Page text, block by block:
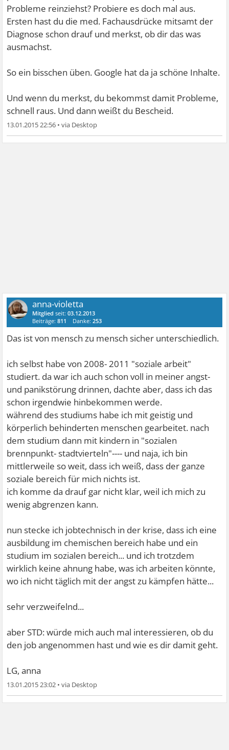
Probleme reinziehst? Probiere es doch mal aus.
Ersten hast du die med. Fachausdrücke mitsamt der
Diagnose schon drauf und merkst, ob dir das was
ausmachst.
So ein bisschen üben. Google hat da ja schöne Inhalte.
Und wenn du merkst, du bekommst damit Probleme,
schnell raus. Und dann weißt du Bescheid.
13.01.2015 22:56 •
anna-violetta
Mitglied seit:03.12.2013
Beiträge:811 Danke:253
Das ist von mensch zu mensch sicher unterschiedlich.
ich selbst habe von 2008- 2011 "soziale arbeit"
studiert. da war ich auch schon voll in meiner angst-
und panikstörung drinnen, dachte aber, dass ich das
schon irgendwie hinbekommen werde.
während des studiums habe ich mit geistig und
körperlich behinderten menschen gearbeitet. nach
dem studium dann mit kindern in "sozialen
brennpunkt- stadtvierteln"---- und naja, ich bin
mittlerweile so weit, dass ich weiß, dass der ganze
soziale bereich für mich nichts ist.
ich komme da drauf gar nicht klar, weil ich mich zu
wenig abgrenzen kann.
nun stecke ich jobtechnisch in der krise, dass ich eine
ausbildung im chemischen bereich habe und ein
studium im sozialen bereich... und ich trotzdem
wirklich keine ahnung habe, was ich arbeiten könnte,
wo ich nicht täglich mit der angst zu kämpfen hätte...
sehr verzweifelnd...
aber STD: würde mich auch mal interessieren, ob du
den job angenommen hast und wie es dir damit geht.
LG, anna
13.01.2015 23:02 •